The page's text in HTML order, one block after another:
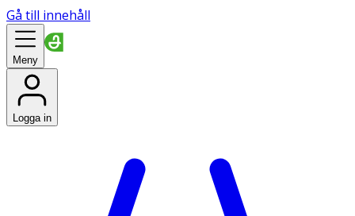
Gå till innehåll
Meny
Logga in